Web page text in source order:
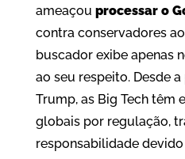
ameaçou processar o
contra conservadores
buscador exibe apenas
ao seu respeito. Desde
Trump, as Big Tech têm
globais por regulação,
responsabilidade